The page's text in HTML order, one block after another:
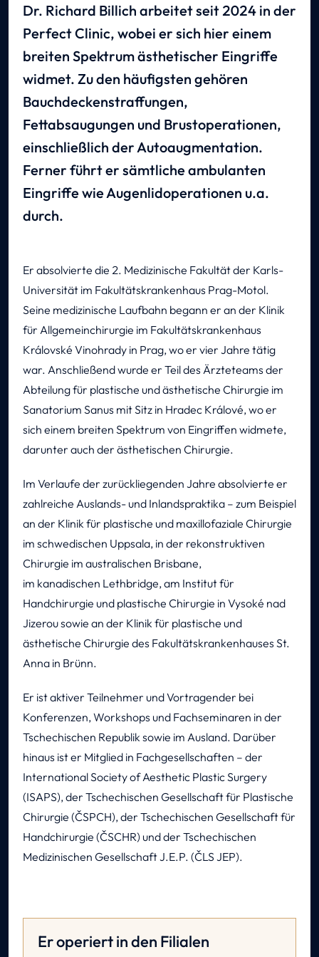
Dr. Richard Billich arbeitet seit 2024 in der
Perfect Clinic, wobei er sich hier einem
breiten Spektrum ästhetischer Eingriffe
widmet. Zu den häufigsten gehören
Bauchdeckenstraffungen,
Fettabsaugungen und Brustoperationen,
einschließlich der Autoaugmentation.
Ferner führt er sämtliche ambulanten
Eingriffe wie Augenlidoperationen u.a.
durch.
Er absolvierte die 2. Medizinische Fakultät der Karls-
Universität im Fakultätskrankenhaus Prag-Motol.
Seine medizinische Laufbahn begann er an der Klinik
für Allgemeinchirurgie im Fakultätskrankenhaus
Královské Vinohrady in Prag, wo er vier Jahre tätig
war. Anschließend wurde er Teil des Ärzteteams der
Abteilung für plastische und ästhetische Chirurgie im
Sanatorium Sanus mit Sitz in Hradec Králové, wo er
sich einem breiten Spektrum von Eingriffen widmete,
darunter auch der ästhetischen Chirurgie.
Im Verlaufe der zurückliegenden Jahre absolvierte er
zahlreiche Auslands- und Inlandspraktika – zum Beispiel
an der Klinik für plastische und maxillofaziale Chirurgie
im schwedischen Uppsala, in der rekonstruktiven
Chirurgie im australischen Brisbane,
im kanadischen Lethbridge, am Institut für
Handchirurgie und plastische Chirurgie in Vysoké nad
Jizerou sowie an der Klinik für plastische und
ästhetische Chirurgie des Fakultätskrankenhauses St.
Anna in Brünn.
Er ist aktiver Teilnehmer und Vortragender bei
Konferenzen, Workshops und Fachseminaren in der
Tschechischen Republik sowie im Ausland. Darüber
hinaus ist er Mitglied in Fachgesellschaften – der
International Society of Aesthetic Plastic Surgery
(ISAPS), der Tschechischen Gesellschaft für Plastische
Chirurgie (ČSPCH), der Tschechischen Gesellschaft für
Handchirurgie (ČSCHR) und der Tschechischen
Medizinischen Gesellschaft J.E.P. (ČLS JEP).
Er operiert in den Filialen